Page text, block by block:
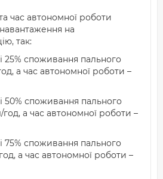
час автономної роботи
на
так:
25% споживання пального
а час автономної роботи –
50% споживання пального
год, а час автономної роботи –
75% споживання пального
а час автономної роботи –